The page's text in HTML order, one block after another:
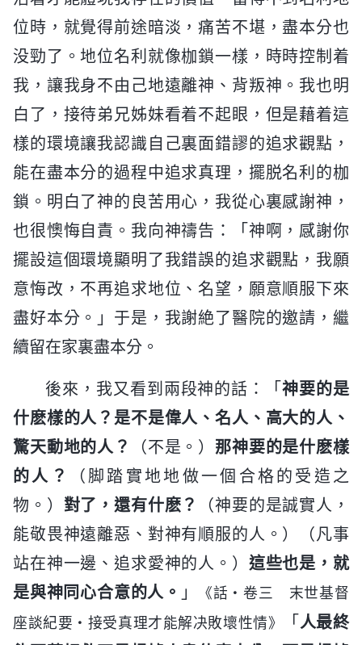
位時，就覺得前途暗淡，痛苦不堪，盡本分也
没勁了。地位名利就像枷鎖一樣，時時控制着
我，讓我身不由己地遠離神、背叛神。我也明
白了，接待弟兄姊妹看着不起眼，但是藉着這
樣的環境讓我認識自己裏面錯謬的追求觀點，
能在盡本分的過程中追求真理，擺脱名利的枷
鎖。明白了神的良苦用心，我從心裏感謝神，
也很懊悔自責。我向神禱告：「神啊，感謝你
擺設這個環境顯明了我錯誤的追求觀點，我願
意悔改，不再追求地位、名望，願意順服下來
盡好本分。」于是，我謝絶了醫院的邀請，繼
續留在家裏盡本分。
後來，我又看到兩段神的話：「神要的是
什麽樣的人？是不是偉人、名人、高大的人、
驚天動地的人？
（不是。） 那神要的是什麽樣
的人？
（脚踏實地地做一個合格的受造之
物。） 對了，還有什麽？
（神要的是誠實人，
能敬畏神遠離惡、對神有順服的人。）（凡事
站在神一邊、追求愛神的人。） 這些也是，就
是與神同心合意的人。 」
《話・卷三 末世基督
座談紀要・接受真理才能解决敗壞性情》
「 人最終